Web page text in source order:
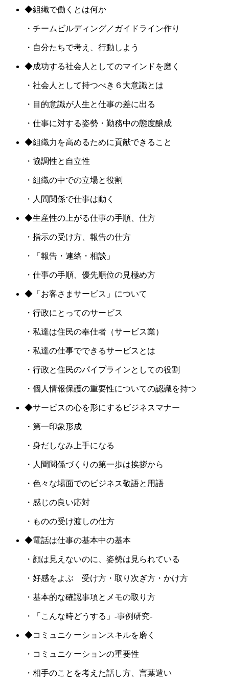
◆組織で働くとは何か
・チームビルディング／ガイドライン作り
・自分たちで考え、行動しよう
◆成功する社会人としてのマインドを磨く
・社会人として持つべき６大意識とは
・目的意識が人生と仕事の差に出る
・仕事に対する姿勢・勤務中の態度醸成
◆組織力を高めるために貢献できること
・協調性と自立性
・組織の中での立場と役割
・人間関係で仕事は動く
◆生産性の上がる仕事の手順、仕方
・指示の受け方、報告の仕方
・「報告・連絡・相談」
・仕事の手順、優先順位の見極め方
◆「お客さまサービス」について
・行政にとってのサービス
・私達は住民の奉仕者（サービス業）
・私達の仕事でできるサービスとは
・行政と住民のパイプラインとしての役割
・個人情報保護の重要性についての認識を持つ
◆サービスの心を形にするビジネスマナー
・第一印象形成
・身だしなみ上手になる
・人間関係づくりの第一歩は挨拶から
・色々な場面でのビジネス敬語と用語
・感じの良い応対
・ものの受け渡しの仕方
◆電話は仕事の基本中の基本
・顔は見えないのに、姿勢は見られている
・好感をよぶ 受け方・取り次ぎ方・かけ方
・基本的な確認事項とメモの取り方
・「こんな時どうする」‐事例研究‐
◆コミュニケーションスキルを磨く
・コミュニケーションの重要性
・相手のことを考えた話し方、言葉遣い